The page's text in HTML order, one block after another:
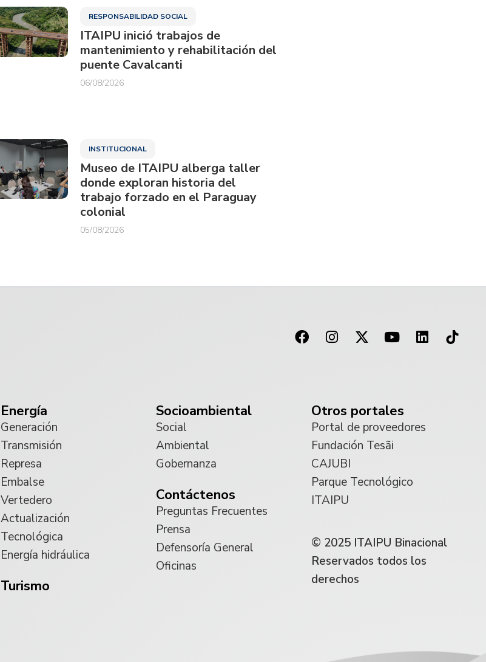
RESPONSABILIDAD SOCIAL
ITAIPU inició trabajos de
mantenimiento y rehabilitación del
puente Cavalcanti
06/08/2026
INSTITUCIONAL
Museo de ITAIPU alberga taller
donde exploran historia del
trabajo forzado en el Paraguay
colonial
05/08/2026
Energía
Generación
Transmisión
Represa
Embalse
Vertedero
Actualización
Tecnológica
Energía hidráulica
Turismo
Socioambiental
Social
Ambiental
Gobernanza
Contáctenos
Preguntas Frecuentes
Prensa
Defensoría General
Oficinas
Otros portales
Portal de proveedores
Fundación Tesãi
CAJUBI
Parque Tecnológico
ITAIPU
© 2025 ITAIPU Binacional
Reservados todos los
derechos